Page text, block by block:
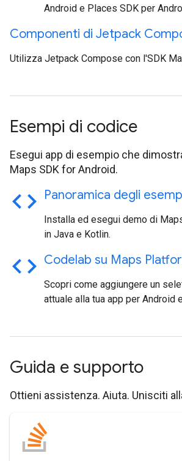
Android e Places SDK per
Componenti di Jetpack
Utilizza Jetpack Compose con l'SDK
Esempi di codice
Esegui app di esempio che
Maps SDK for Android.
code Panoramica degli
Installa ed esegui demo di
in Java e Kotlin.
code Codelab su Maps
Scopri come aggiungere un
attuale alla tua app per Android
Guida e supporto
Ottieni assistenza. Aiuta. Unisciti